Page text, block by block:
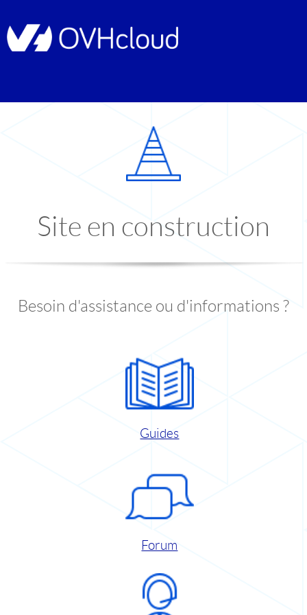
Site en construction
Besoin d'assistance ou d'informations ?
Guides
Forum